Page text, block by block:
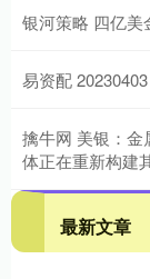
银河策略 四亿美
易资配
擒牛网 美银：
体正在重新构建
最新文章